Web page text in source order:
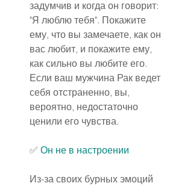
задумчив и когда он говорит:
"Я люблю тебя". Покажите
ему, что вы замечаете, как он
вас любит, и покажите ему,
как сильно вы любите его.
Если ваш мужчина Рак ведет
себя отстраненно, вы,
вероятно, недостаточно
ценили его чувства.
✅ Он не в настроении
Из-за своих бурных эмоций